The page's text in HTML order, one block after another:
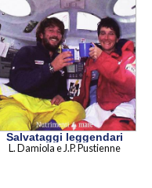
Salvataggi leggendari
L. Damiola e J.P. Pustienne